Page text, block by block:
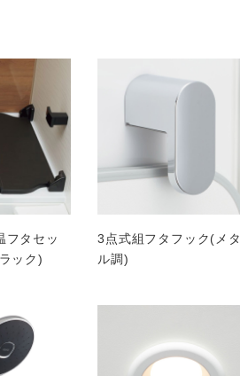
フタセッ
ック)
3点式組フタフック(メタ
ル調)